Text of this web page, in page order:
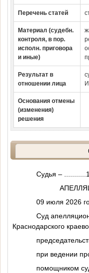
Перечень статей
Материал (судебн.
контроля, в пор.
исполн. приговора
и иные)
Результат в
отношении лица
Основания отмены
(изменения)
решения
Судья – ...........1
09 июля 2026
Суд
Краснодарского
при ведении